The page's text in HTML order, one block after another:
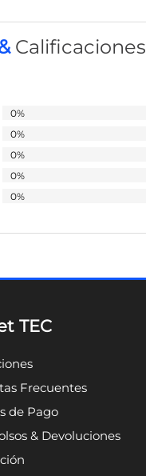
Calificaciones
0%
0%
0%
0%
0%
TEC
Frecuentes
de Pago
& Devoluciones